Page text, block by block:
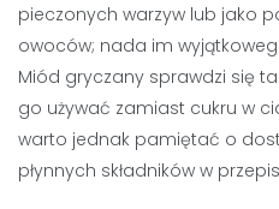
pieczonych warzyw lub jako
owoców; nada im
Miód gryczany sprawdzi się
go używać zamiast cukru w
warto jednak pamiętać o
płynnych składników w